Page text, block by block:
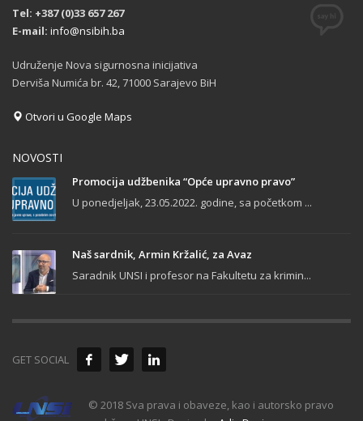
Tel: +387 (0)33 657 267
E-mail: info@nsibih.ba
Udruženje Nova sigurnosna inicijativa
Derviša Numića br. 42, 71000 Sarajevo BiH
Otvori u Google Maps
NOVOSTI
Promocija udžbenika “Opće upravno pravo”
U ponedjeljak, 23.05.2022. godine, sa početkom ...
Naš sardnik, Armin Kržalić, za Avaz
Saradnik UNSI i profesor na Fakultetu za krimin...
GET SOCIAL
© 2018 Sva prava i obaveze, kao i autorsko pravo